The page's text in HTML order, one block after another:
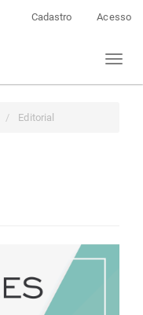
Cadastro Acesso
Toggle
Editorial